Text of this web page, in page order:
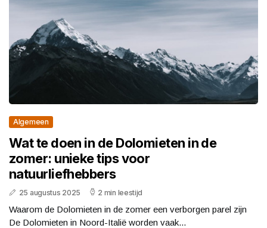
Algemeen
Wat te doen in de Dolomieten in de
zomer: unieke tips voor
natuurliefhebbers
25 augustus 2025 2 min leestijd
Waarom de Dolomieten in de zomer een verborgen parel zijn
De Dolomieten in Noord-Italië worden vaak...